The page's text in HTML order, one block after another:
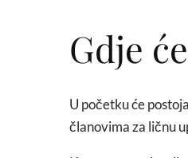
Gdje
U početku će
članovima za ličnu